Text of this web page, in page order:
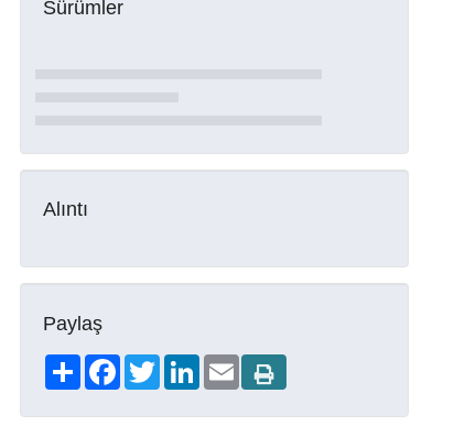
Sürümler
Alıntı
Paylaş
ShareFacebookTwitterLinkedIn
Email